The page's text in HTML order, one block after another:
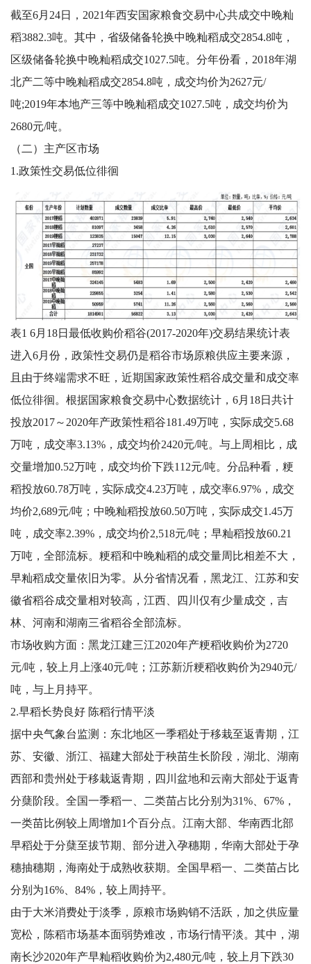
截至6月24日，2021年西安国家粮食交易中心共成交中晚籼
稻3882.3吨。其中，省级储备轮换中晚籼稻成交2854.8吨，
区级储备轮换中晚籼稻成交1027.5吨。分年份看，2018年湖
北产二等中晚籼稻成交2854.8吨，成交均价为2627元/
吨;2019年本地产三等中晚籼稻成交1027.5吨，成交均价为
2680元/吨。
（二）主产区市场
1.政策性交易低位徘徊
表1 6月18日最低收购价稻谷(2017-2020年)交易结果统计表
进入6月份，政策性交易仍是稻谷市场原粮供应主要来源，
且由于终端需求不旺，近期国家政策性稻谷成交量和成交率
低位徘徊。根据国家粮食交易中心数据统计，6月18日共计
投放2017～2020年产政策性稻谷181.49万吨，实际成交5.68
万吨，成交率3.13%，成交均价2420元/吨。与上周相比，成
交量增加0.52万吨，成交均价下跌112元/吨。分品种看，粳
稻投放60.78万吨，实际成交4.23万吨，成交率6.97%，成交
均价2,689元/吨；中晚籼稻投放60.50万吨，实际成交1.45万
吨，成交率2.39%，成交均价2,518元/吨；早籼稻投放60.21
万吨，全部流标。粳稻和中晚籼稻的成交量周比相差不大，
早籼稻成交量依旧为零。从分省情况看，黑龙江、江苏和安
徽省稻谷成交量相对较高，江西、四川仅有少量成交，吉
林、河南和湖南三省稻谷全部流标。
市场收购方面：黑龙江建三江2020年产粳稻收购价为2720
元/吨，较上月上涨40元/吨；江苏新沂粳稻收购价为2940元/
吨，与上月持平。
2.早稻长势良好 陈稻行情平淡
据中央气象台监测：东北地区一季稻处于移栽至返青期，江
苏、安徽、浙江、福建大部处于秧苗生长阶段，湖北、湖南
西部和贵州处于移栽返青期，四川盆地和云南大部处于返青
分蘖阶段。全国一季稻一、二类苗占比分别为31%、67%，
一类苗比例较上周增加1个百分点。江南大部、华南西北部
早稻处于分蘖至拔节期、部分进入孕穗期，华南大部处于孕
穗抽穗期，海南处于成熟收获期。全国早稻一、二类苗占比
分别为16%、84%，较上周持平。
由于大米消费处于淡季，原粮市场购销不活跃，加之供应量
宽松，陈稻市场基本面弱势难改，市场行情平淡。其中，湖
南长沙2020年产早籼稻收购价为2,480元/吨，较上月下跌30